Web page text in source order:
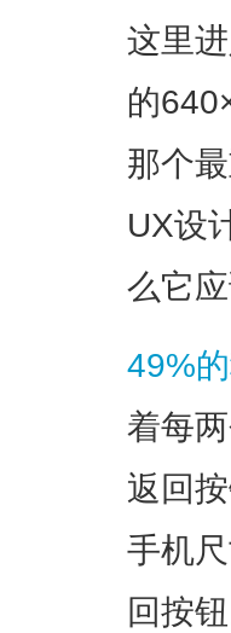
这里
的
那个
UX设
么它
49%
着每
返回
手机
回按